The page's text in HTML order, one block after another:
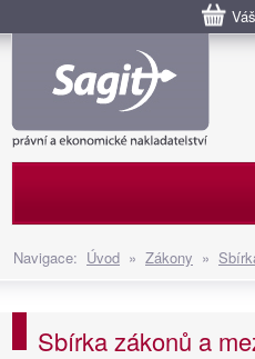
Navigace: Úvod » Zákony »
Sbírka zákonů a